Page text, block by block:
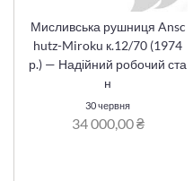
Мисливська рушниця Ansc
hutz-Miroku к.12/70 (1974
р.) — Надійний робочий ста
н
30 червня
34 000,00 ₴